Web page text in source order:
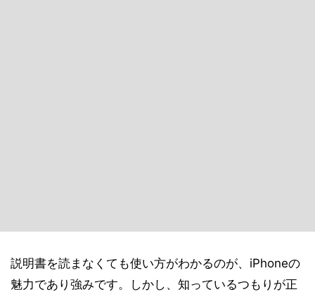
説明書を読まなくても使い方がわかるのが、iPhoneの
魅力であり強みです。しかし、知っているつもりが正